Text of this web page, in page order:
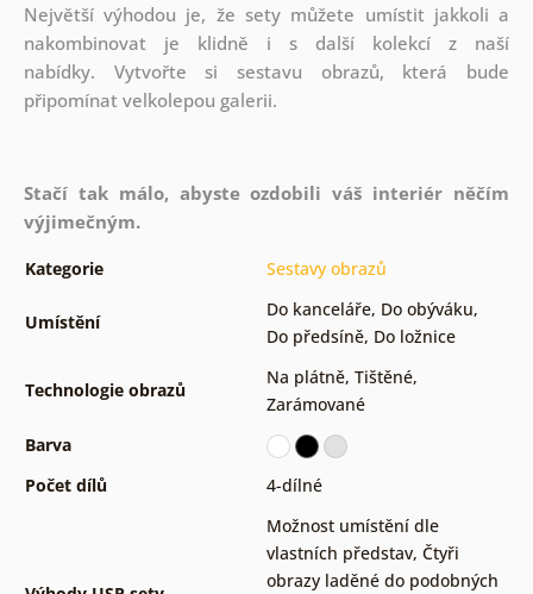
Největší výhodou je, že sety můžete umístit jakkoli a
nakombinovat je klidně i s další kolekcí z naší
nabídky. Vytvořte si sestavu obrazů, která bude
připomínat velkolepou galerii.
Stačí tak málo, abyste ozdobili váš interiér něčím
výjimečným.
Kategorie Sestavy obrazů
Umístění
Do kanceláře, Do obýváku,
Do předsíně, Do ložnice
Technologie obrazů
Na plátně, Tištěné,
Zarámované
Barva
Počet dílů
4-dílné
Možnost umístění dle
vlastních představ, Čtyři
obrazy laděné do podobných